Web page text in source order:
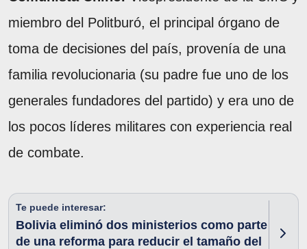
miembro del Politburó, el principal órgano de
toma de decisiones del país, provenía de una
familia revolucionaria (su padre fue uno de los
generales fundadores del partido) y era uno de
los pocos líderes militares con experiencia real
de combate.
Te puede interesar:
Bolivia eliminó dos ministerios como parte
de una reforma para reducir el tamaño del